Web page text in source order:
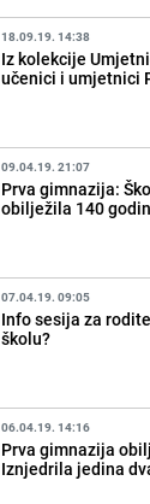
18.09.19. 14:38
Iz kolekcije
učenici i umjetnici
09.04.19. 21:07
Prva gimnazija:
obilježila 140
07.04.19. 09:05
Info sesija za
školu?
06.04.19. 14:16
Prva gimnazija
Iznjedrila jedina